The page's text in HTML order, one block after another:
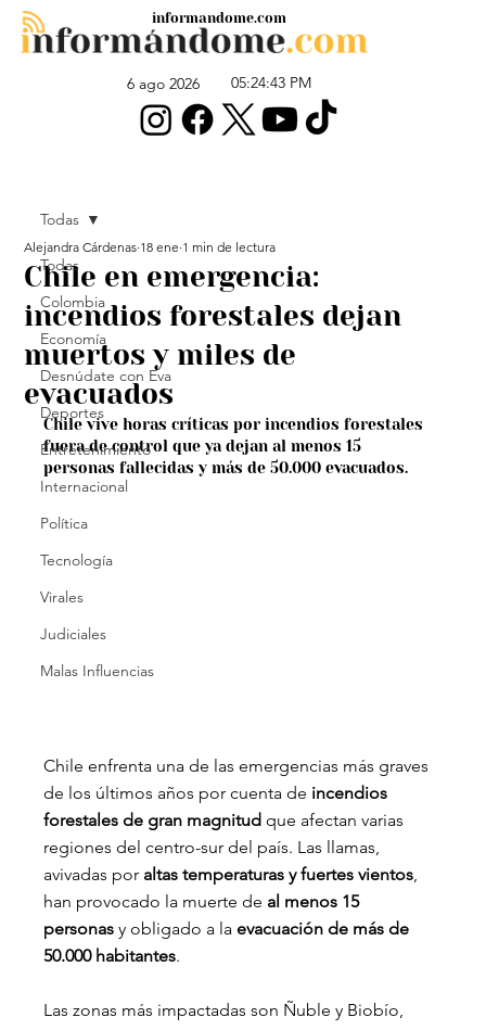
6 ago 2026 05:24:43 PM
informandome.com
Todas
Colombia
Economía
Desnúdate con Eva
Deportes
Entretenimiento
Internacional
Política
Tecnología
Virales
Judiciales
Malas Influencias
Todas
Chile en emergencia:
incendios forestales dejan
muertos y miles de
evacuados
Alejandra Cárdenas 18 ene 1 min de lectura
Chile vive horas críticas por incendios forestales
fuera de control que ya dejan al menos 15
personas fallecidas y más de 50.000 evacuados.
Chile enfrenta una de las emergencias más graves
de los últimos años por cuenta de incendios
forestales de gran magnitud que afectan varias
regiones del centro-sur del país. Las llamas,
avivadas por altas temperaturas y fuertes vientos,
han provocado la muerte de al menos 15
personas y obligado a la evacuación de más de
50.000 habitantes.
Las zonas más impactadas son Ñuble y Biobío,